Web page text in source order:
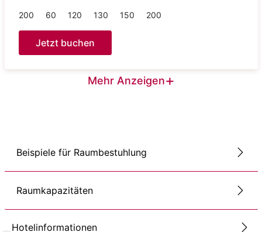
200 60 120 130 150 200
Jetzt buchen
Mehr Anzeigen+
Beispiele für Raumbestuhlung
Raumkapazitäten
Hotelinformationen